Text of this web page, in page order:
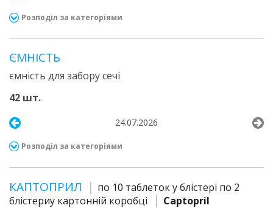
Розподіл за категоріями
ЄМНІСТЬ
ємність для забору сечі
42 шт.
24.07.2026
Розподіл за категоріями
КАПТОПРИЛ
по 10 таблеток у блістері по 2
блістериу картонній коробці
Captopril